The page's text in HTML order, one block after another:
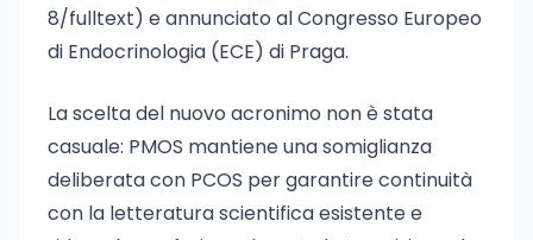
8/fulltext) e annunciato al Congresso Europeo
di Endocrinologia (ECE) di Praga.
La scelta del nuovo acronimo non è stata
casuale: PMOS mantiene una somiglianza
deliberata con PCOS per garantire continuità
con la letteratura scientifica esistente e